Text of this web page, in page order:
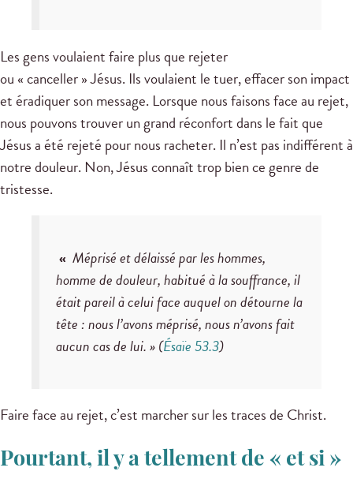
Les gens voulaient faire plus que rejeter
ou « canceller » Jésus. Ils voulaient le tuer, effacer son impact
et éradiquer son message. Lorsque nous faisons face au rejet,
nous pouvons trouver un grand réconfort dans le fait que
Jésus a été rejeté pour nous racheter. Il n’est pas indifférent à
notre douleur. Non, Jésus connaît trop bien ce genre de
tristesse.
« Méprisé et délaissé par les hommes,
homme de douleur, habitué à la souffrance, il
était pareil à celui face auquel on détourne la
tête : nous l’avons méprisé, nous n’avons fait
aucun cas de lui. »(Ésaïe 53.3)
Faire face au rejet, c’est marcher sur les traces de Christ.
Pourtant, il y a tellement de « et si »